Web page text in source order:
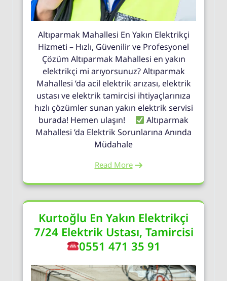
Altıparmak Mahallesi En Yakın Elektrikçi
Hizmeti – Hızlı, Güvenilir ve Profesyonel
Çözüm Altıparmak Mahallesi en yakın
elektrikçi mi arıyorsunuz? Altıparmak
Mahallesi ’da acil elektrik arızası, elektrik
ustası ve elektrik tamircisi ihtiyaçlarınıza
hızlı çözümler sunan yakın elektrik servisi
burada! Hemen ulaşın!
Altıparmak
Mahallesi ’da Elektrik Sorunlarına Anında
Müdahale
Read More
Kurtoğlu En Yakın Elektrikçi
7/24 Elektrik Ustası, Tamircisi
0551 471 35 91